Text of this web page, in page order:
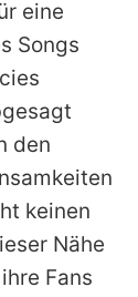
eine
Songs
den
keinen
Nähe
Fans